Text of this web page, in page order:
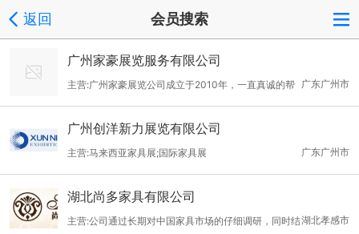
返回 会员搜索
广州家豪展览服务有限公司
广东广州市
主营:广州家豪展览公司成立于2010年，一直真诚的帮
助各企业申请调配广交会和广州国际家具展摊位及上海家具展摊
位，多年来我们一直秉承信誉第一的原则，所以我们能做到让各同
行及广大企业认可的金牌企业。我们力求给顾客提供最低的价格，
广州创洋新力展览有限公司
广东广州市
主营:马来西亚家具展;国际家具展
湖北尚多家具有限公司
湖北孝感市
主营:公司通过长期对中国家具市场的仔细调研，同时结